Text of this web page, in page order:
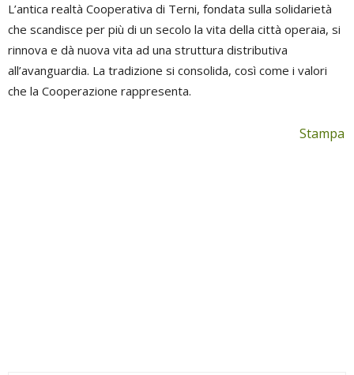
L’antica realtà Cooperativa di Terni, fondata sulla solidarietà
che scandisce per più di un secolo la vita della città operaia, si
rinnova e dà nuova vita ad una struttura distributiva
all’avanguardia. La tradizione si consolida, così come i valori
che la Cooperazione rappresenta.
Stampa